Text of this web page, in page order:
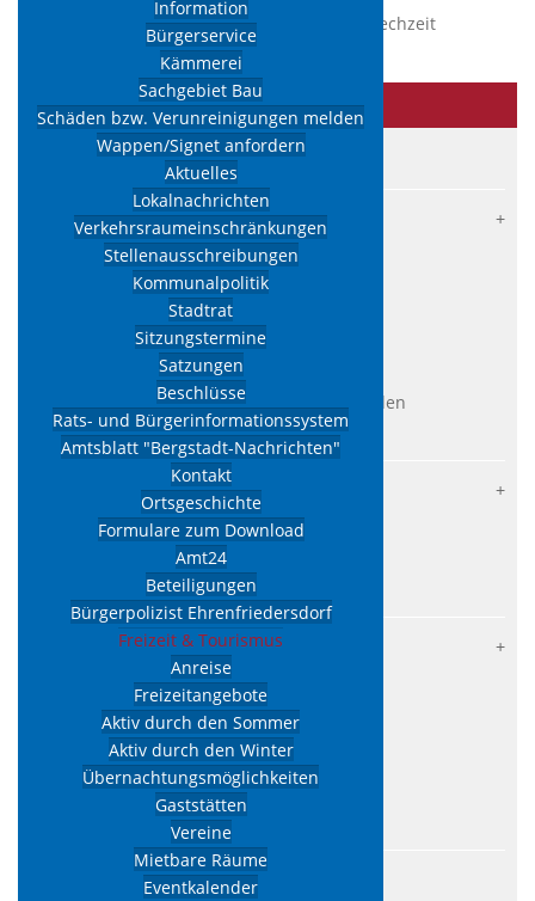
Information
Bürgerservice
Kämmerei
Sachgebiet Bau
Schäden bzw. Verunreinigungen melden
Wappen/Signet anfordern
Aktuelles
Lokalnachrichten
Verkehrsraumeinschränkungen
Stellenausschreibungen
Kommunalpolitik
Stadtrat
Sitzungstermine
Satzungen
Beschlüsse
Rats- und Bürgerinformationssystem
Amtsblatt "Bergstadt-Nachrichten"
Kontakt
Ortsgeschichte
Formulare zum Download
Amt24
Beteiligungen
Bürgerpolizist Ehrenfriedersdorf
Freizeit & Tourismus
Anreise
Freizeitangebote
Aktiv durch den Sommer
Aktiv durch den Winter
Übernachtungsmöglichkeiten
Gaststätten
Vereine
Mietbare Räume
Eventkalender
Das Meldeamt ändert seine Samstags-Sprechzeit
diesen Monat vom 3. auf den 10. Juli 2021.
Stadt& Verwaltung
Grußwort
Verwaltungsstruktur
Information
Bürgerservice
Kämmerei
Sachgebiet Bau
Schäden bzw. Verunreinigungen melden
Wappen/Signet anfordern
Lokalnachrichten
Verkehrsraumeinschränkungen
Stellenausschreibungen
Kommunalpolitik
Stadtrat
Sitzungstermine
Satzungen
Beschlüsse
Rats- und Bürgerinformationssystem
Amtsblatt "Bergstadt-Nachrichten"